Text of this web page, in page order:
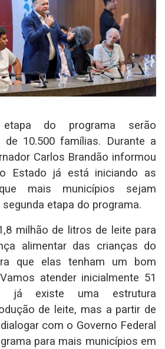
do programa serão
de 10.500 famílias. Durante a
Carlos Brandão informou
Estado já está iniciando as
mais municípios sejam
etapa do programa.
milhão de litros de leite para
alimentar das crianças do
que elas tenham um bom
atender inicialmente 51
já existe uma estrutura
de leite, mas a partir de
com o Governo Federal
para mais municípios em